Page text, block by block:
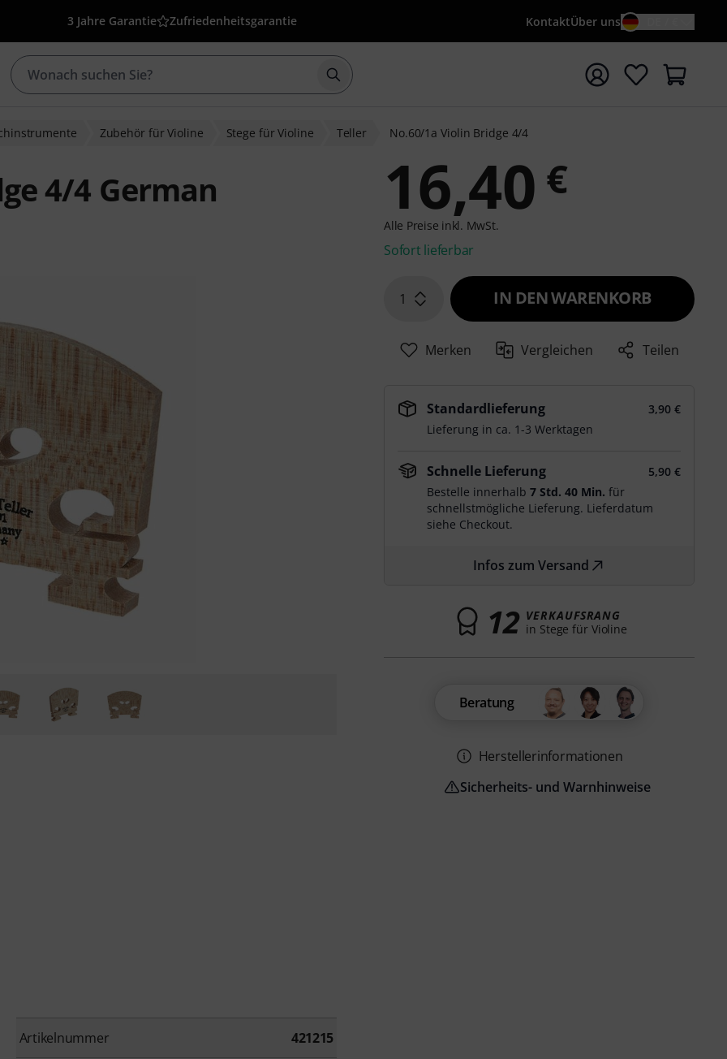
3 Jahre Garantie Zufriedenheitsgarantie KontaktÜber uns
Suche mit Suchwort {searchTerm} starten
Zubehör für Violine Stege für Violine Teller No.60/1a Violin Bridge 4/4
4/4 German
Artikelnummer 421215
16,40 €
Alle Preise inkl. MwSt.
Sofort lieferbar
1 IN DEN WARENKORB
Merken Vergleichen Teilen
Standardlieferung
3,90 €
Lieferung in ca. 1-3 Werktagen
Schnelle Lieferung
5,90 €
Bestelle innerhalb7 Std. 40 Min. für
schnellstmögliche Lieferung. Lieferdatum
siehe Checkout.
Infos zum Versand
12 VERKAUFSRANG
in Stege für Violine
Beratung
Herstellerinformationen
Sicherheits- und Warnhinweise